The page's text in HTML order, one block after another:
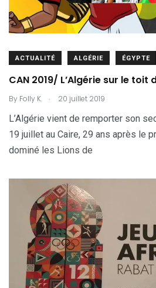
ACTUALITÉ ALGÉRIE ÉGYPTE
CAN 2019/ L’Algérie sur le
By Folly K. . 20 juillet 2019
L’Algérie vient de remporter son
19 juillet au Caire, 29 ans après le
dominé les Lions de